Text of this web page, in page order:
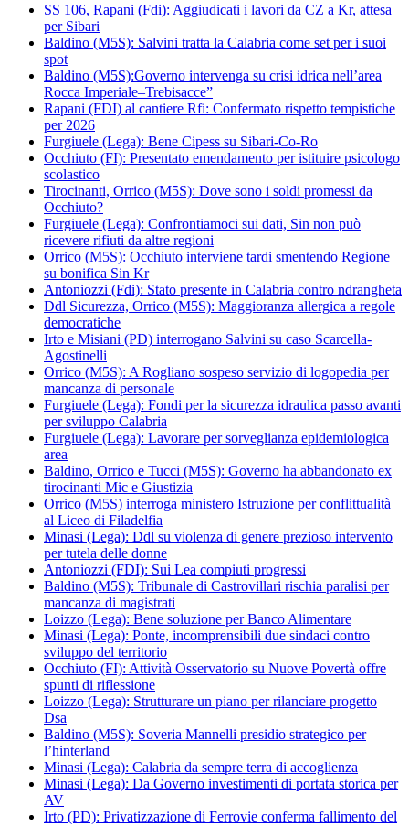
SS 106, Rapani (Fdi): Aggiudicati i lavori da CZ a Kr, attesa
per Sibari
Baldino (M5S): Salvini tratta la Calabria come set per i suoi
spot
Baldino (M5S):Governo intervenga su crisi idrica nell’area
Rocca Imperiale–Trebisacce”
Rapani (FDI) al cantiere Rfi: Confermato rispetto tempistiche
per 2026
Furgiuele (Lega): Bene Cipess su Sibari-Co-Ro
Occhiuto (FI): Presentato emendamento per istituire psicologo
scolastico
Tirocinanti, Orrico (M5S): Dove sono i soldi promessi da
Occhiuto?
Furgiuele (Lega): Confrontiamoci sui dati, Sin non può
ricevere rifiuti da altre regioni
Orrico (M5S): Occhiuto interviene tardi smentendo Regione
su bonifica Sin Kr
Antoniozzi (Fdi): Stato presente in Calabria contro ndrangheta
Ddl Sicurezza, Orrico (M5S): Maggioranza allergica a regole
democratiche
Irto e Misiani (PD) interrogano Salvini su caso Scarcella-
Agostinelli
Orrico (M5S): A Rogliano sospeso servizio di logopedia per
mancanza di personale
Furgiuele (Lega): Fondi per la sicurezza idraulica passo avanti
per sviluppo Calabria
Furgiuele (Lega): Lavorare per sorveglianza epidemiologica
area
Baldino, Orrico e Tucci (M5S): Governo ha abbandonato ex
tirocinanti Mic e Giustizia
Orrico (M5S) interroga ministero Istruzione per conflittualità
al Liceo di Filadelfia
Minasi (Lega): Ddl su violenza di genere prezioso intervento
per tutela delle donne
Antoniozzi (FDI): Sui Lea compiuti progressi
Baldino (M5S): Tribunale di Castrovillari rischia paralisi per
mancanza di magistrati
Loizzo (Lega): Bene soluzione per Banco Alimentare
Minasi (Lega): Ponte, incomprensibili due sindaci contro
sviluppo del territorio
Occhiuto (FI): Attività Osservatorio su Nuove Povertà offre
spunti di riflessione
Loizzo (Lega): Strutturare un piano per rilanciare progetto
Dsa
Baldino (M5S): Soveria Mannelli presidio strategico per
l’hinterland
Minasi (Lega): Calabria da sempre terra di accoglienza
Minasi (Lega): Da Governo investimenti di portata storica per
AV
Irto (PD): Privatizzazione di Ferrovie conferma fallimento del